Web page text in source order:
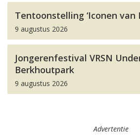
Tentoonstelling ‘Iconen van
9 augustus 2026
Jongerenfestival VRSN
Berkhoutpark
9 augustus 2026
Advertentie